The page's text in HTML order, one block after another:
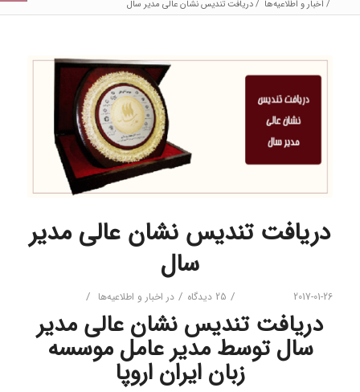
/ اخبار و اطلاعیه‌ها / دریافت تندیس نشان عالی مدیر سال
دریافت تندیس نشان عالی مدیر
سال
2017-01-26
/ 25 دیدگاه / در اخبار و اطلاعیه‌ها /
دریافت تندیس نشان عالی مدیر
سال توسط مدیر عامل موسسه
زبان ایران اروپا